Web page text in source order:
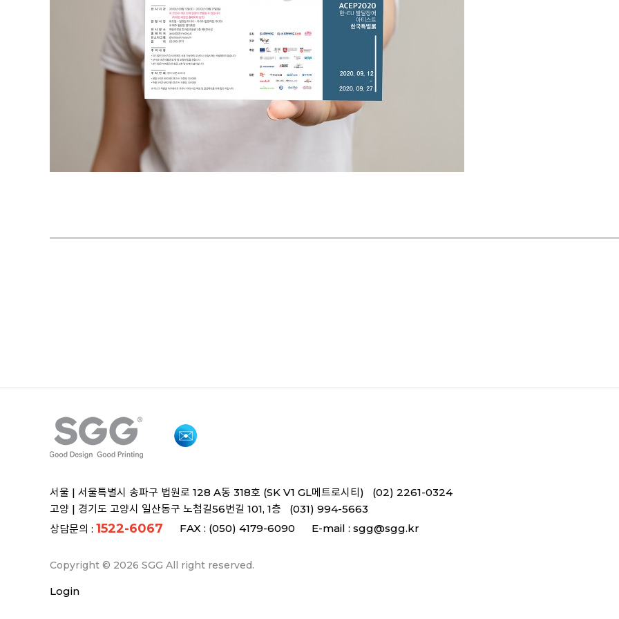
서울 | 서울특별시 송파구 법원로 128 A동 318호 (SK V1 GL메트로시티) (02) 2261-0324
고양 | 경기도 고양시 일산동구 노첨길56번길 101, 1층 (031) 994-5663
상담문의 : 1522-6067 FAX : (050) 4179-6090 E-mail : sgg@sgg.kr
Copyright © 2026 SGG All right reserved.
Login